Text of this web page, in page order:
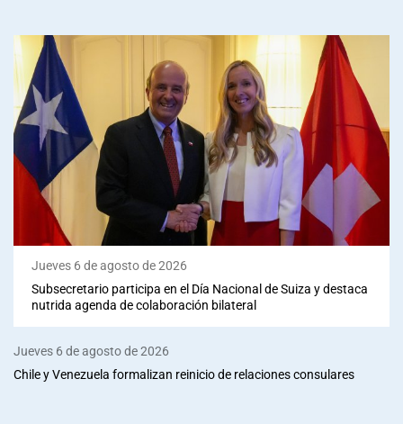
Jueves 6 de agosto de 2026
Subsecretario participa en el Día Nacional de Suiza y destaca
nutrida agenda de colaboración bilateral
Jueves 6 de agosto de 2026
Chile y Venezuela formalizan reinicio de relaciones consulares